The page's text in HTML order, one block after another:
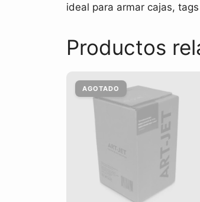
ideal para armar cajas,
Productos